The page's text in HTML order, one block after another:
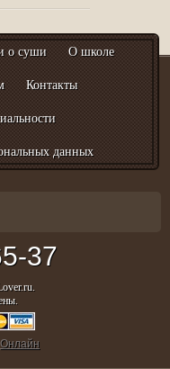
о суши О школе
Контакты
данных
37
Онлайн